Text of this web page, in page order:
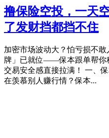
撸保险空投，一天
了发财挡都挡不住
加密市场波动大？怕亏损不敢
牌」已就位——保本跟单帮你
交易安全感直接拉满！ 一、
在羡慕别人赚行情？保本...